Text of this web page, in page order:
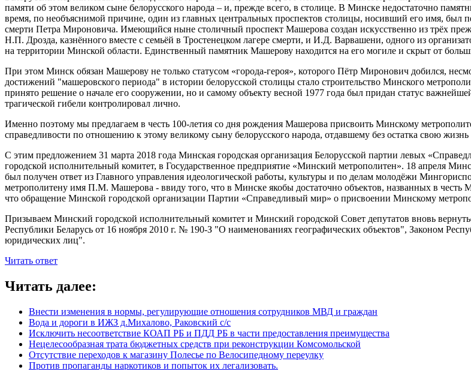
памяти об этом великом сыне белорусского народа – и, прежде всего, в столице. В Минске недостаточно
время, по необъяснимой причине, один из главных центральных проспектов столицы, носивший его имя, был
смерти Петра Мироновича. Имеющийся ныне столичный проспект Машерова создан искусственно из трёх
Н.П. Дрозда, казнённого вместе с семьёй в Тростенецком лагере смерти, и И.Д. Варвашени, одного из
на территории Минской области. Единственный памятник Машерову находится на его могиле и скрыт от
При этом Минск обязан Машерову не только статусом «города-героя», которого Пётр Миронович добился,
достижений "машеровского периода" в истории белорусской столицы стало строительство Минского
принято решение о начале его сооружении, но и самому объекту весной 1977 года был придан статус
трагической гибели контролировал лично.
Именно поэтому мы предлагаем в честь 100-летия со дня рождения Машерова присвоить Минскому
справедливости по отношению к этому великому сыну белорусского народа, отдавшему без остатка свою жизнь
С этим предложением 31 марта 2018 года Минская городская организация Белорусской партии левых
городской исполнительный комитет, в Государственное предприятие «Минский метрополитен». 18 апреля
был получен ответ из Главного управления идеологической работы, культуры и по делам молодёжи
метрополитену имя П.М. Машерова - ввиду того, что в Минске якобы достаточно объектов, названных в
что обращение Минской городской организации Партии «Справедливый мир» о присвоении Минскому
Призываем Минский городской исполнительный комитет и Минский городской Совет депутатов вновь
Республики Беларусь от 16 ноября 2010 г. № 190-З "О наименованиях географических объектов", Законом
юридических лиц".
Читать ответ
Читать далее:
Внести изменения в нормы, регулирующие отношения сотрудников МВД и граждан
Вода и дороги в ИЖЗ д.Михалово, Раковский с/с
Исключить несоответствие КОАП РБ и ПДД РБ в части предоставления преимущества
Нецелесообразная трата бюджетных средств при реконструкции Комсомольской
Отсутствие переходов к магазину Полесье по Велосипедному переулку
Против пропаганды наркотиков и попыток их легализовать.